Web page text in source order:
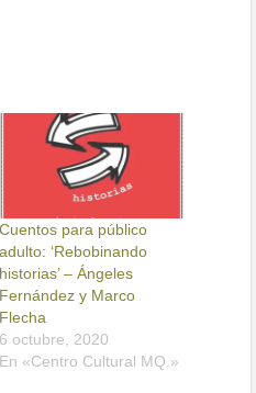
Cuentos para público
adulto: ‘Rebobinando
historias’ – Ángeles
Fernández y Marco
Flecha
6 octubre, 2020
En «Centro Cultural MQ.»